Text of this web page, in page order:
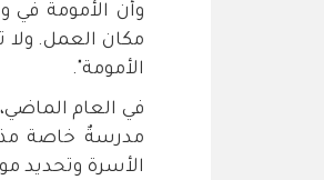
وأن الأمومة في
مكان العمل. ولا
الأمومة".
في العام
مدرسةٌ خاصة
الأسرة وتحديد